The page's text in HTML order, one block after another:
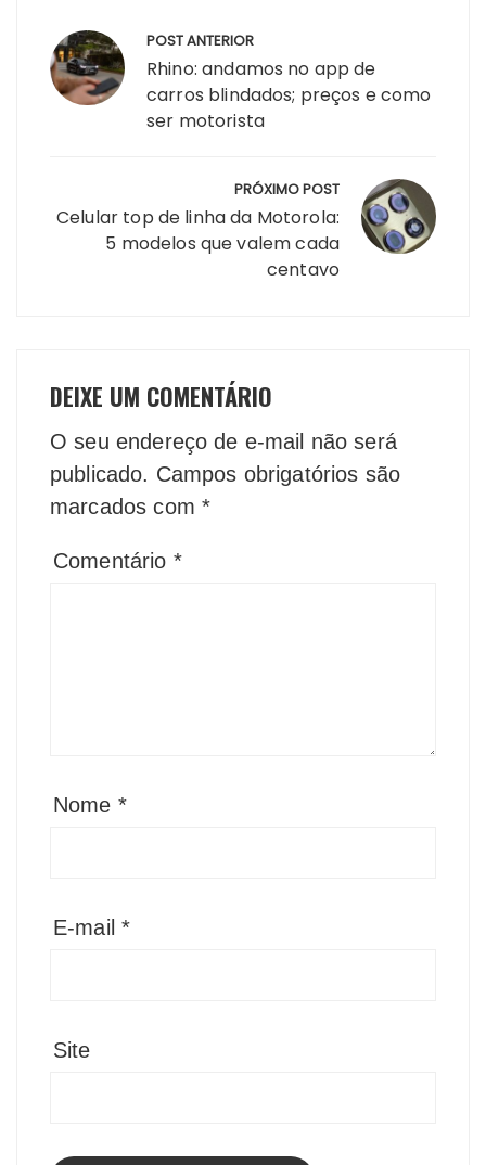
de
Post
POST ANTERIOR
Rhino: andamos no app de
carros blindados; preços e como
ser motorista
PRÓXIMO POST
Celular top de linha da Motorola:
5 modelos que valem cada
centavo
DEIXE UM COMENTÁRIO
O seu endereço de e-mail não será
publicado. Campos obrigatórios são
marcados com *
Comentário *
Nome *
E-mail*
Site